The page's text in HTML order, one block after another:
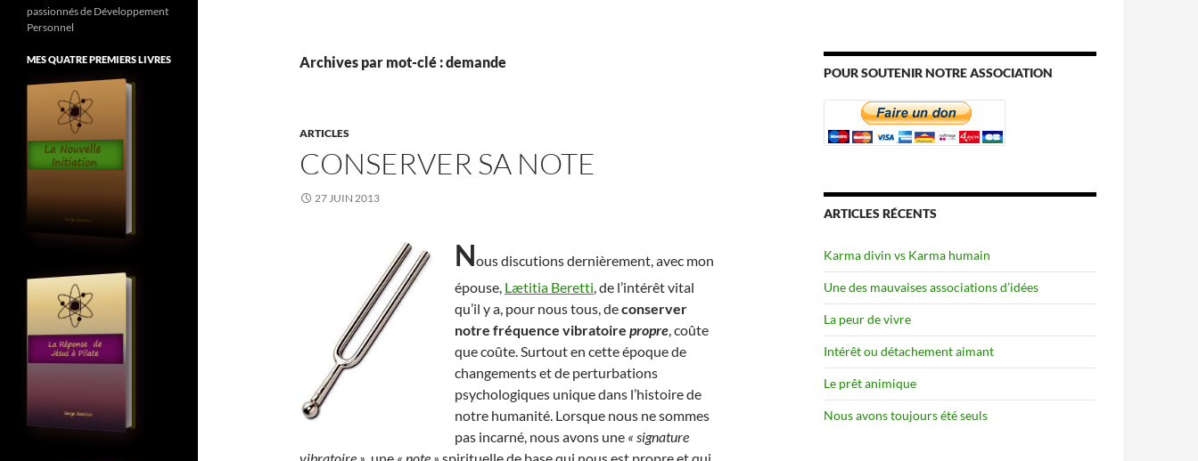
Archives par mot-clé : demande
ARTICLES
CONSERVER SA NOTE
27 JUIN 2013
Nous discutions dernièrement, avec mon
épouse, Lætitia Beretti, de l’intérêt vital
qu’il y a, pour nous tous, deconserver
notre fréquence vibratoire propre, coûte
que coûte. Surtout en cette époque de
changements et de perturbations
psychologiques unique dans l’histoire de
notre humanité. Lorsque nous ne sommes
pas incarné, nous avons une « signature
POUR SOUTENIR NOTRE ASSOCIATION
ARTICLES RÉCENTS
Karma divin vs Karma humain
Une des mauvaises associations d’idées
La peur de vivre
Intérêt ou détachement aimant
Le prêt animique
Nous avons toujours été seuls
passionnés de Développement
Personnel
MES QUATRE PREMIERS LIVRES